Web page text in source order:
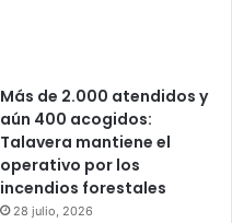
Más de 2.000 atendidos y
aún 400 acogidos:
Talavera mantiene el
operativo por los
incendios forestales
28 julio, 2026